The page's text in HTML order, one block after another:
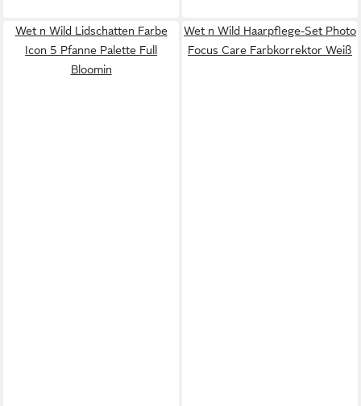
Wet n Wild Lidschatten Farbe
Icon 5 Pfanne Palette Full
Bloomin
Wet n Wild Haarpflege-Set Photo
Focus Care Farbkorrektor Weiß